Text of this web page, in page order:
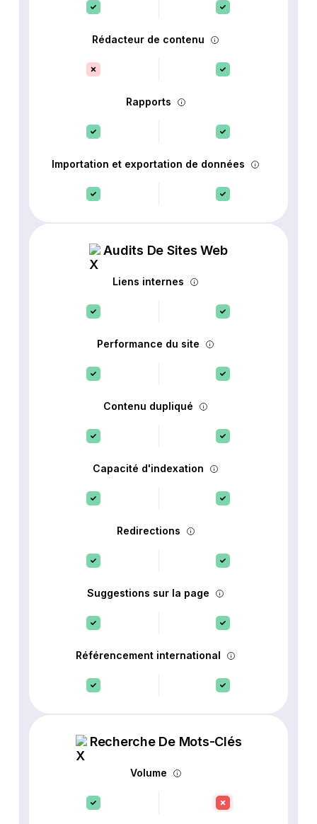
Rédacteur de contenu
Rapports
Importation et exportation de données
Audits De Sites Web
Liens internes
Performance du site
Contenu dupliqué
Capacité d'indexation
Redirections
Suggestions sur la page
Référencement international
Recherche De Mots-Clés
Volume